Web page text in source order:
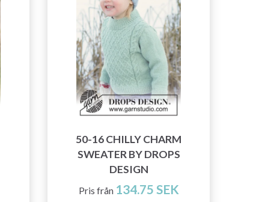
50-16 CHILLY CHARM
SWEATER BY DROPS
DESIGN
Pris från 134.75 SEK